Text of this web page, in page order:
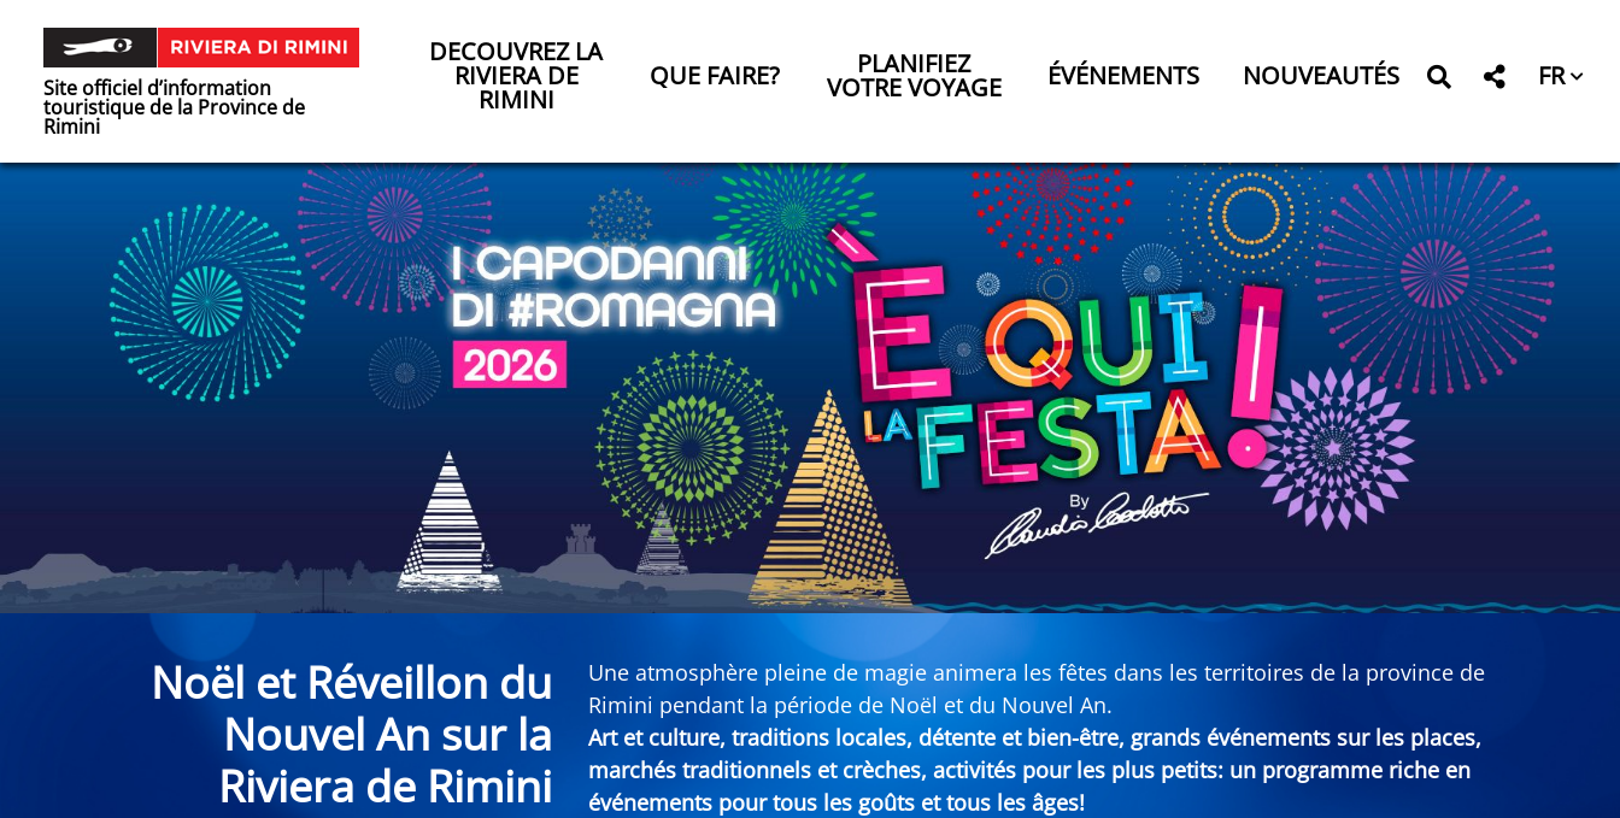
Site officiel d’information
touristique de la Province de
Rimini
DECOUVREZ LA
RIVIERA DE
RIMINI
QUE FAIRE? PLANIFIEZ
VOTRE VOYAGE ÉVÉNEMENTS NOUVEAUTÉS FR
Noël et Réveillon du
Nouvel An sur la
Riviera de Rimini
Une atmosphère pleine de magie animera les fêtes dans les territoires de la province de
Rimini pendant la période de Noël et du Nouvel An.
Art et culture, traditions locales, détente et bien-être, grands événements sur les places,
marchés traditionnels et crèches, activités pour les plus petits: un programme riche en
événements pour tous les goûts et tous les âges!